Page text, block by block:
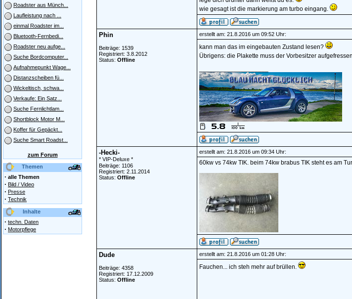
Roadster aus Münch...
Laufleistung nach ...
einmal Roadster im...
Bluetooth-Fernbedi...
Roadster neu aufge...
Suche Bordcomputer...
Aufnahmepunkt Wage...
Distanzscheiben fü...
Wickeltisch, schwa...
Verkaufe: Ein Satz...
Suche Fernlichtlam...
Shortblock Motor M...
Koffer für Gepäckt...
Suche Smart Roadst...
zum Forum
Themen
· alle Themen
· Bild / Video
· Presse
· Technik
Inhalte
· techn. Daten
· Motorpflege
wie gesagt ist die markierung am turbo eingang.
Phin
Beiträge: 1539
Registriert: 3.8.2012
Status: Offline
erstellt am: 21.8.2016 um 09:52 Uhr:
kann man das im eingebauten Zustand lesen?
Übrigens: die Plakette muss der Vorbesitzer
-Hecki-
* VIP-Deluxe *
Beiträge: 1106
Registriert: 2.11.2014
Status: Offline
erstellt am: 21.8.2016 um 09:34 Uhr:
60kw vs 74kw TIK. beim 74kw brabus TIK steht es am
Dude
Beiträge: 4358
Registriert: 17.12.2009
Status: Offline
erstellt am: 21.8.2016 um 01:28 Uhr:
Fauchen... ich steh mehr auf brüllen.